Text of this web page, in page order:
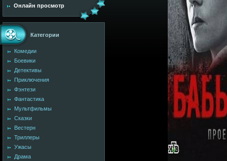
Онлайн просмотр
Категории
Комедии
Боевики
Детективы
Приключения
Фэнтези
Фантастика
Мультфильмы
Сказки
Вестерн
Триллеры
Ужасы
Драма